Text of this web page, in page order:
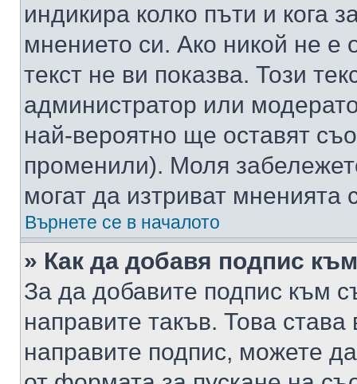
индикира колко пъти и кога
мнението си. Ако никой не е
текст не ви показва. Този
администратор или
най-вероятно ще оставят
променили). Моля
могат да изтриват мненията
Върнете се в началото
» Как да добавя подпис
За да добавите подпис към
направите такъв. Това
направите подпис, можете